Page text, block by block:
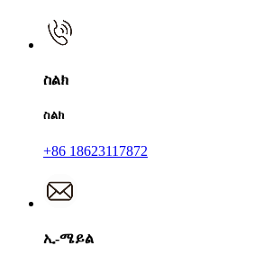
ስልክ
ስልክ
+86 18623117872
ኢ-ሜይል